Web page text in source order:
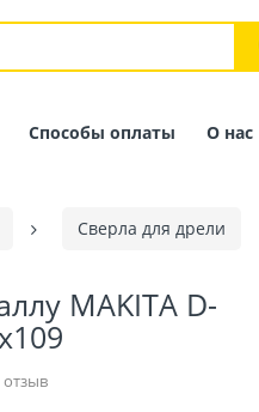
Способы оплаты О нас
Сверла для дрели
MAKITA D-